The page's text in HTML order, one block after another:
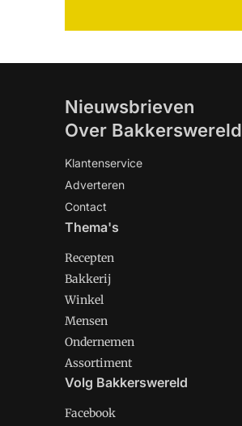
Nieuwsbrieven
Over Bakkerswereld
Klantenservice
Adverteren
Contact
Thema's
Recepten
Bakkerij
Winkel
Mensen
Ondernemen
Assortiment
Volg Bakkerswereld
Facebook